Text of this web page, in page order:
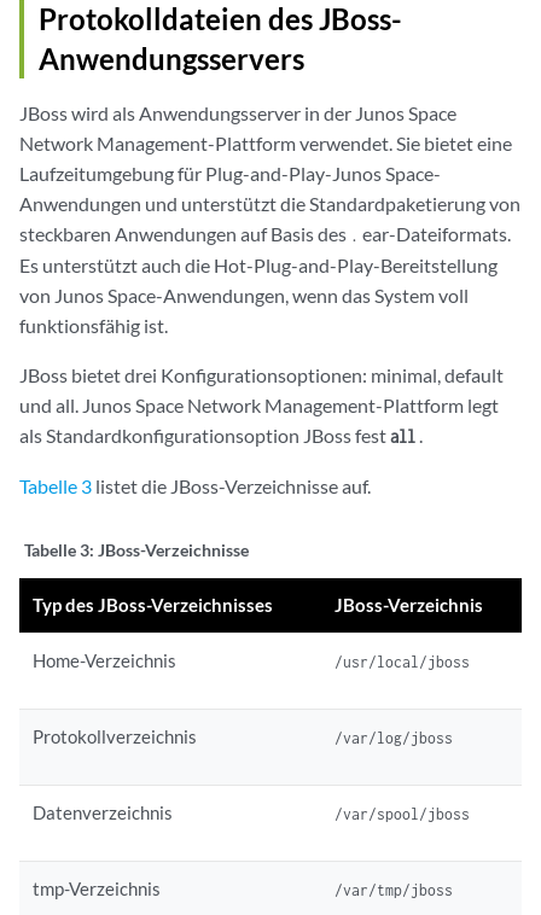
Protokolldateien des JBoss-
Anwendungsservers
JBoss wird als Anwendungsserver in der Junos Space
Network Management-Plattform verwendet. Sie bietet eine
Laufzeitumgebung für Plug-and-Play-Junos Space-
Anwendungen und unterstützt die Standardpaketierung von
steckbaren Anwendungen auf Basis des . ear-Dateiformats.
Es unterstützt auch die Hot-Plug-and-Play-Bereitstellung
von Junos Space-Anwendungen, wenn das System voll
funktionsfähig ist.
JBoss bietet drei Konfigurationsoptionen: minimal, default
und all. Junos Space Network Management-Plattform legt
als Standardkonfigurationsoption JBoss festall .
Tabelle 3 listet die JBoss-Verzeichnisse auf.
Tabelle 3: JBoss-Verzeichnisse
Typ des JBoss-Verzeichnisses JBoss-Verzeichnis
Home-Verzeichnis /usr/local/jboss
Protokollverzeichnis /var/log/jboss
Datenverzeichnis /var/spool/jboss
tmp-Verzeichnis /var/tmp/jboss